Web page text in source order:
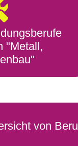
"Metall,
von